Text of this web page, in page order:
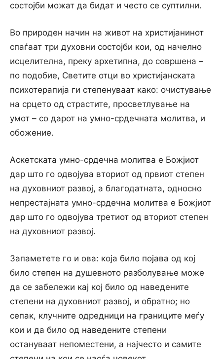
состојби можат да бидат и често се суптилни.
Во природен начин на живот на христијанинот
спаѓаат три духовни состојби кои, од начелно
исцелителна, преку архетипна, до совршена –
по подобие, Светите отци во христијанската
психотерапија ги степенуваат како: очистување
на срцето од страстите, просветлување на
умот – со дарот на умно-срдечната молитва, и
обожение.
Аскетската умно-срдечна молитва е Божјиот
дар што го одвојува вториот од првиот степен
на духовниот развој, а благодатната, односно
непрестајната умно-срдечна молитва е Божјиот
дар што го одвојува третиот од вториот степен
на духовниот развој.
Запаметете го и ова: која било појава од кој
било степен на душевното разболување може
да се забележи кај кој било од наведените
степени на духовниот развој, и обратно; но
сепак, клучните одредници на границите меѓу
кои и да било од наведените степени
остануваат непоместени, а најчесто и самите